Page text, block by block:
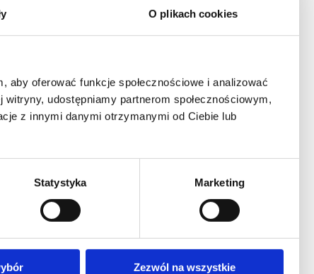
O plikach cookies
oferować funkcje społecznościowe i analizować
udostępniamy partnerom społecznościowym,
z innymi danymi otrzymanymi od Ciebie lub
Statystyka Marketing
Zezwól na wszystkie